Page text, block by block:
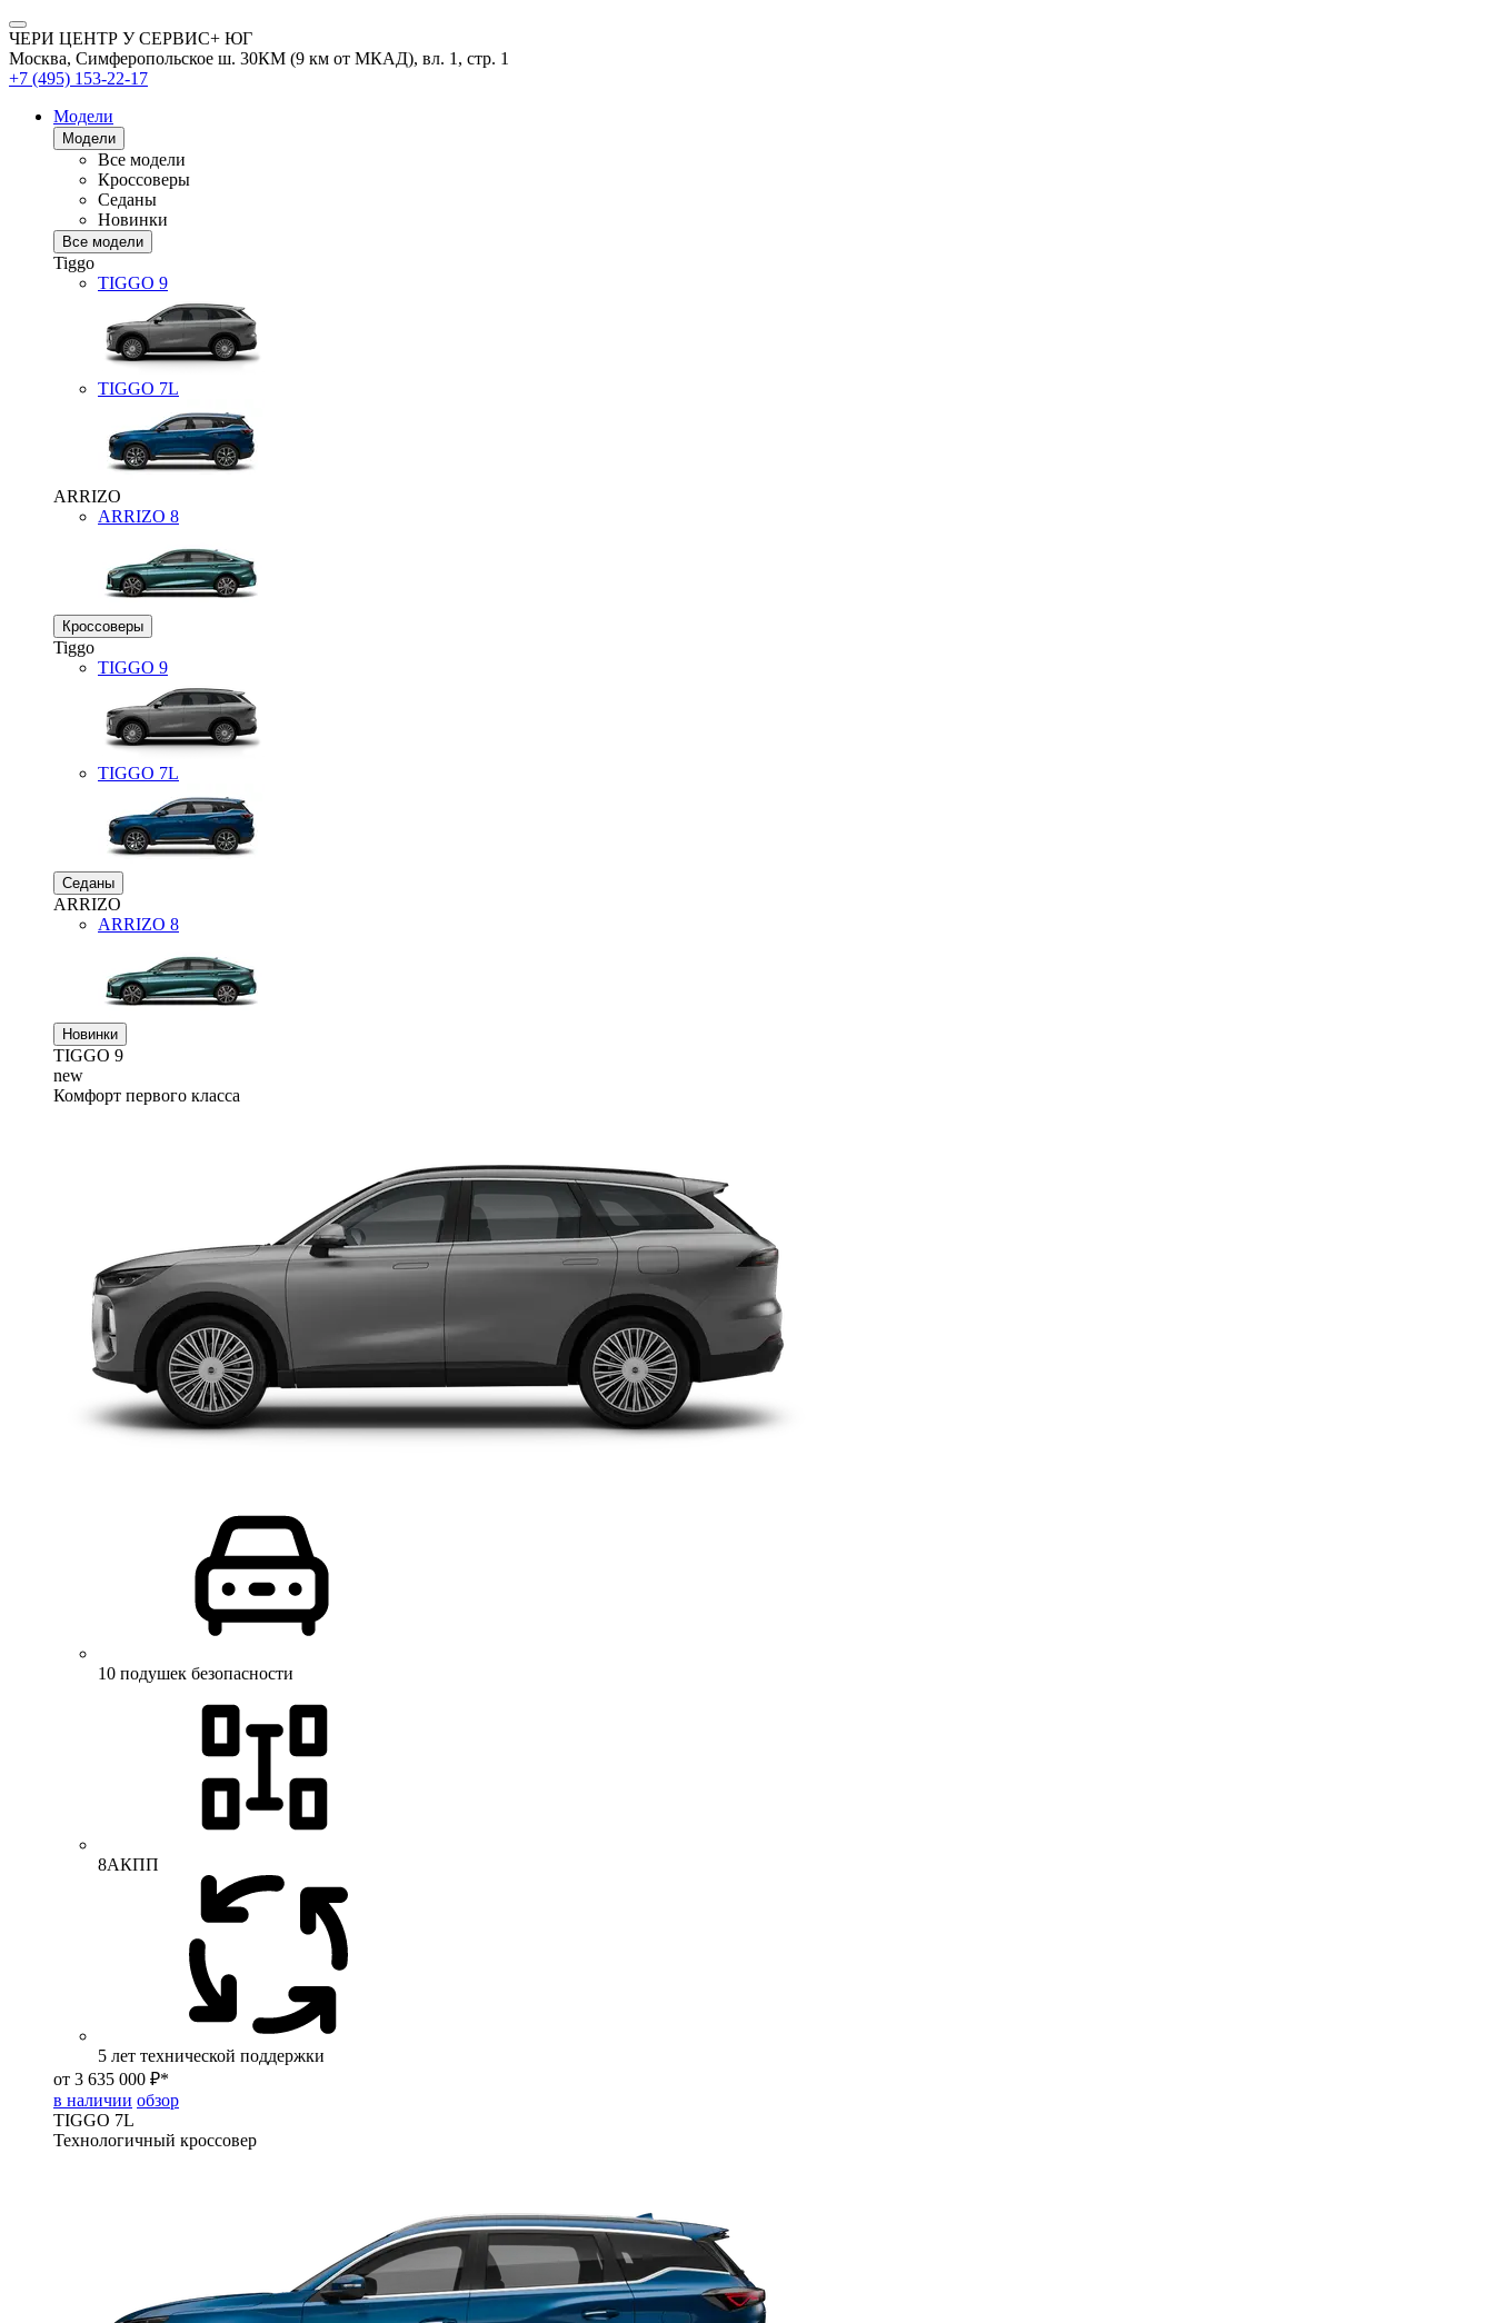
ЧЕРИ ЦЕНТР У СЕРВИС+ ЮГ
Москва, Симферопольское ш. 30КМ (9 км от МКАД), вл. 1, стр. 1
+7 (495) 153-22-17
Модели
Модели
Все модели
Кроссоверы
Седаны
Новинки
Все модели
Tiggo
TIGGO 9
TIGGO 7L
ARRIZO
ARRIZO 8
Кроссоверы
Tiggo
TIGGO 9
TIGGO 7L
Седаны
ARRIZO
ARRIZO 8
Новинки
TIGGO 9
new
Комфорт первого класса
10 подушек безопасности
8АКПП
5 лет технической поддержки
от 3 635 000 ₽*
в наличии обзор
TIGGO 7L
Технологичный кроссовер